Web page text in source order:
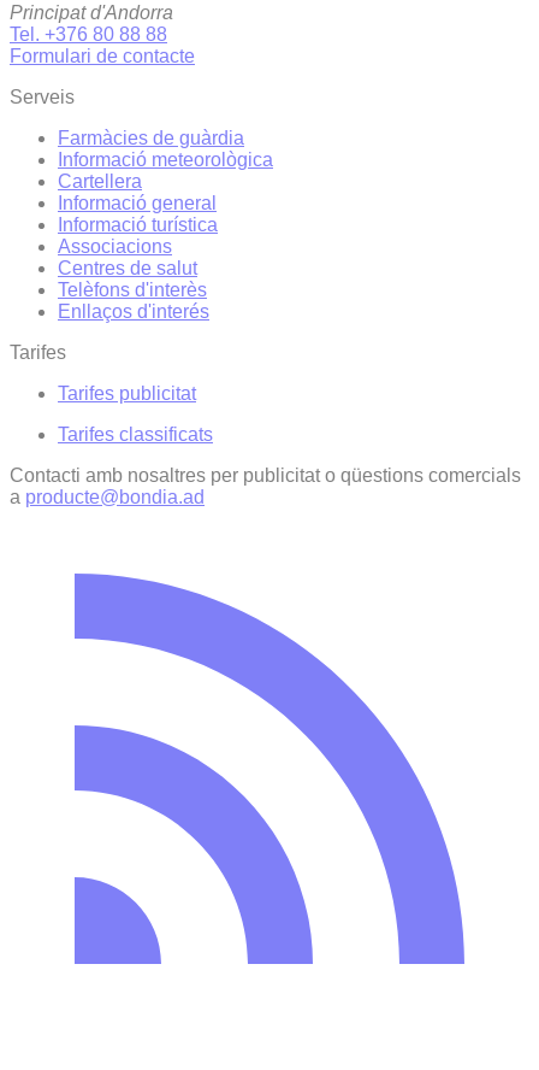
Principat d'Andorra
Tel. +376 80 88 88
Formulari de contacte
Serveis
Farmàcies de guàrdia
Informació meteorològica
Cartellera
Informació general
Informació turística
Associacions
Centres de salut
Telèfons d'interès
Enllaços d'interés
Tarifes
Tarifes publicitat
Tarifes classificats
Contacti amb nosaltres per publicitat o qüestions comercials
a producte@bondia.ad